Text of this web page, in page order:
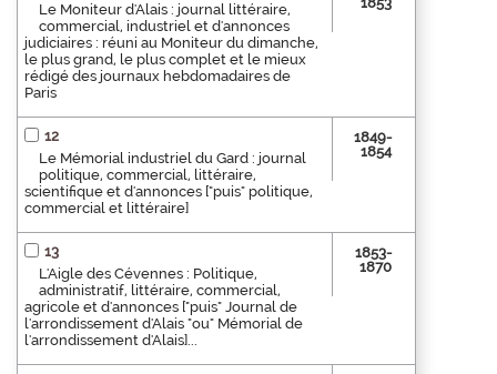
Le Moniteur d'Alais : journal littéraire,
commercial, industriel et d'annonces
judiciaires : réuni au Moniteur du dimanche,
le plus grand, le plus complet et le mieux
rédigé des journaux hebdomadaires de
Paris
12
Le Mémorial industriel du Gard : journal
politique, commercial, littéraire,
scientifique et d'annonces ["puis" politique,
commercial et littéraire]
1849-
1854
13
L'Aigle des Cévennes : Politique,
administratif, littéraire, commercial,
agricole et d'annonces ["puis" Journal de
l'arrondissement d'Alais "ou" Mémorial de
l'arrondissement d'Alais]...
1853-
1870